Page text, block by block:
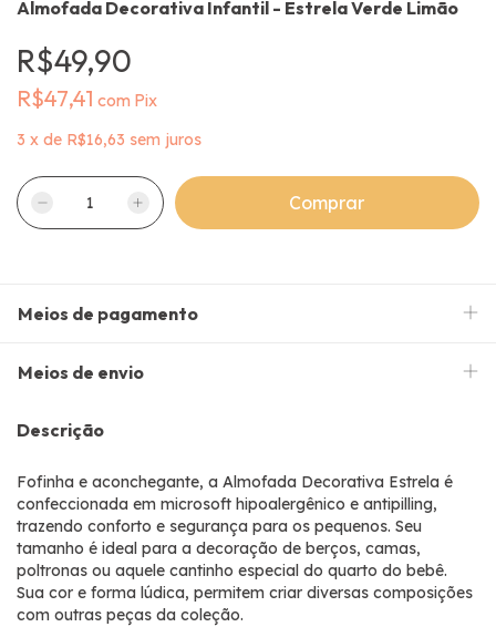
Almofada Decorativa Infantil - Estrela Verde Limão
R$49,90
R$47,41 com Pix
3 x de R$16,63 sem juros
Meios de pagamento
Meios de envio
Descrição
Fofinha e aconchegante, a Almofada Decorativa Estrela é
confeccionada em microsoft hipoalergênico e antipilling,
trazendo conforto e segurança para os pequenos. Seu
tamanho é ideal para a decoração de berços, camas,
poltronas ou aquele cantinho especial do quarto do bebê.
Sua cor e forma lúdica, permitem criar diversas composições
com outras peças da coleção.